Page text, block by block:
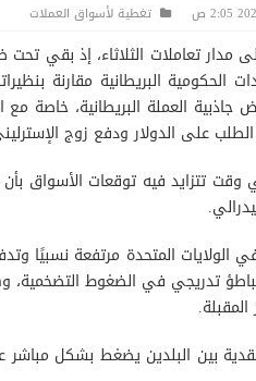
تغطية لأسواق العملات
مدار تعاملات الثلاثاء، إذ بقي
البريطانية مقارنة
جاذبية العملة البريطانية، خاصة
الطلب على الدولار ودفع زوج
تتزايد فيه توقعات الأسواق
في الولايات المتحدة مرتفعة نسبيًا
تباطؤ تدريجي في الضغوط
بين البلدين يضغط بشكل